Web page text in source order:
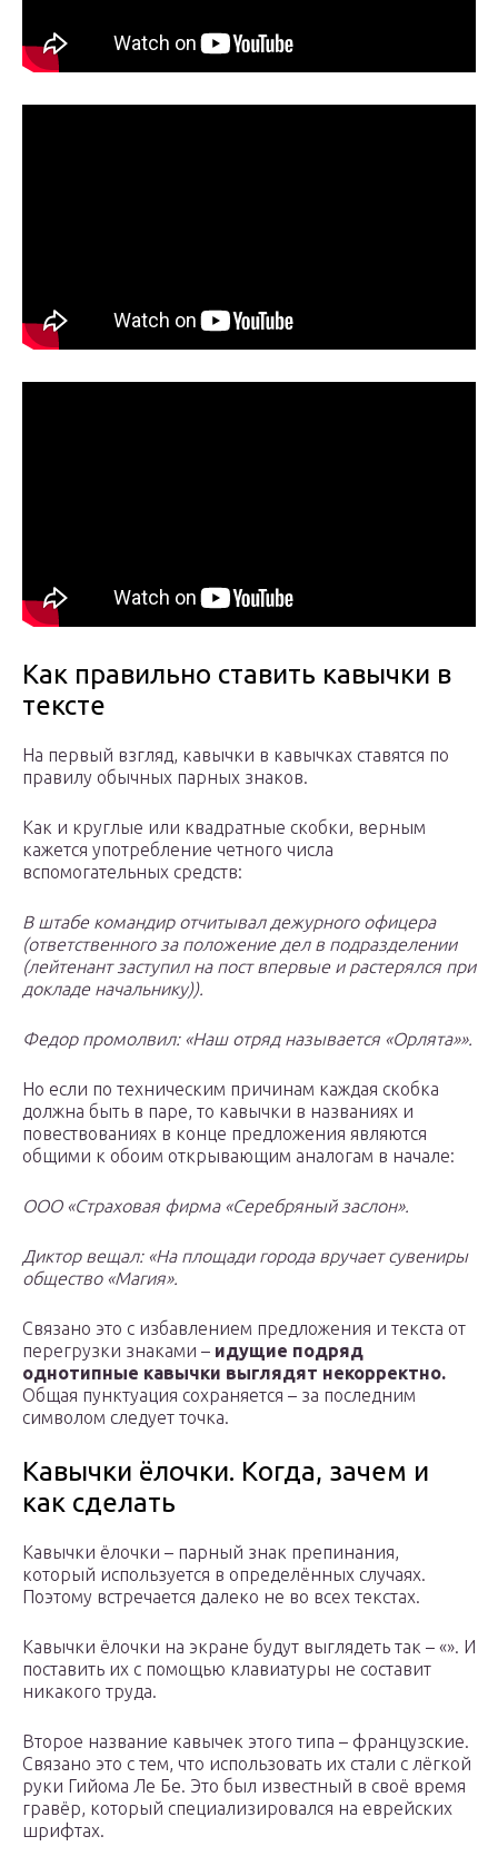
Как правильно ставить кавычки в
тексте
На первый взгляд, кавычки в кавычках ставятся по
правилу обычных парных знаков.
Как и круглые или квадратные скобки, верным
кажется употребление четного числа
вспомогательных средств:
В штабе командир отчитывал дежурного офицера
(ответственного за положение дел в подразделении
(лейтенант заступил на пост впервые и растерялся при
докладе начальнику)).
Федор промолвил: «Наш отряд называется «Орлята»».
Но если по техническим причинам каждая скобка
должна быть в паре, то кавычки в названиях и
повествованиях в конце предложения являются
общими к обоим открывающим аналогам в начале:
ООО «Страховая фирма «Серебряный заслон».
Диктор вещал: «На площади города вручает сувениры
общество «Магия».
Связано это с избавлением предложения и текста от
перегрузки знаками – идущие подряд
однотипные кавычки выглядят некорректно.
Общая пунктуация сохраняется – за последним
символом следует точка.
Кавычки ёлочки. Когда, зачем и
как сделать
Кавычки ёлочки – парный знак препинания,
который используется в определённых случаях.
Поэтому встречается далеко не во всех текстах.
Кавычки ёлочки на экране будут выглядеть так – «». И
поставить их с помощью клавиатуры не составит
никакого труда.
Второе название кавычек этого типа – французские.
Связано это с тем, что использовать их стали с лёгкой
руки Гийома Ле Бе. Это был известный в своё время
гравёр, который специализировался на еврейских
шрифтах.